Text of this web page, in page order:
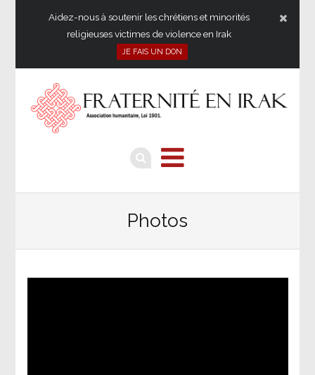
Aidez-nous à soutenir les chrétiens et minorités
religieuses victimes de violence en Irak
JE FAIS UN DON
Photos